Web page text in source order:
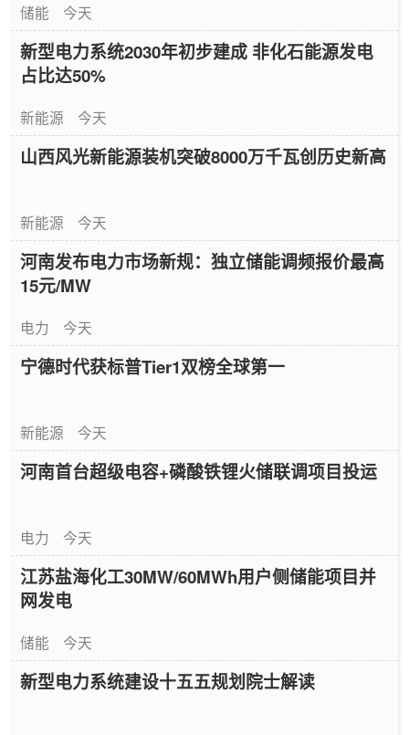
储能 今天
新型电力系统2030年初步建成 非化石能源发电
占比达50%
新能源 今天
山西风光新能源装机突破8000万千瓦创历史新高
新能源 今天
河南发布电力市场新规：独立储能调频报价最高
15元/MW
电力 今天
宁德时代获标普Tier1双榜全球第一
新能源 今天
河南首台超级电容+磷酸铁锂火储联调项目投运
电力 今天
江苏盐海化工30MW/60MWh用户侧储能项目并
网发电
储能 今天
新型电力系统建设十五五规划院士解读